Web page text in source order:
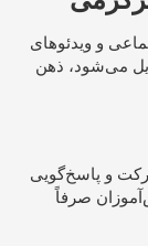
و ویدئوهای
می‌شود، ذهن
و پاسخ‌گویی
صرفاً